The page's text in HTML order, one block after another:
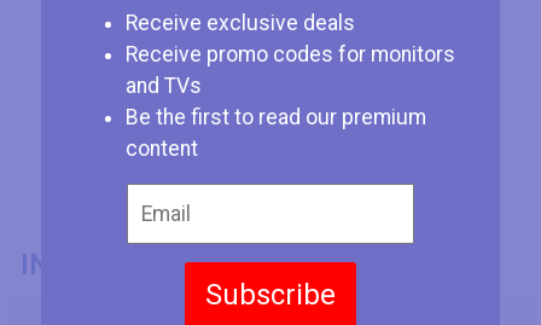
Receive exclusive deals
Receive promo codes for monitors
and TVs
Be the first to read our premium
content
Subscribe
INFORMATIONS GÉNÉRALES